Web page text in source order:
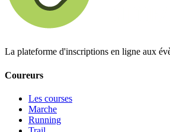
La plateforme d'inscriptions en ligne aux
Coureurs
Les courses
Marche
Running